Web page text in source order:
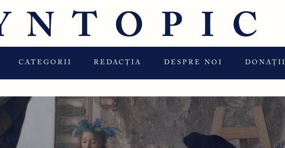
CATEGORII REDACȚIA DESPRE NOI DONAȚII